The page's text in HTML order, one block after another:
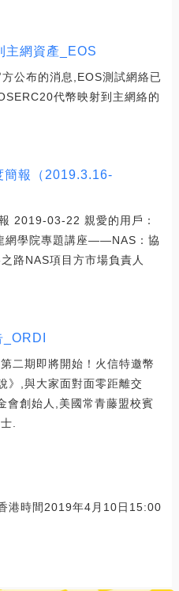
主網資產_EOS
公布的消息,EOS測試網絡已
代幣映射到主網絡的
簡報（2019.3.16-
2019-03-22 親愛的用戶：
網學院專題講座——NAS：協
路NAS項目方市場負責人
二期即將開始！火信特邀幣
》,與大家面對面零距離交
創始人,美國常青藤盟校賓
.
港時間2019年4月10日15:00